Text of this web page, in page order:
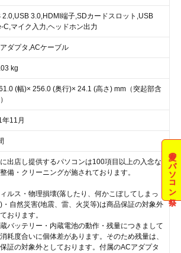
2.0,USB 3.0,HDMI端子,SDカードスロット,USB
C,マイク入力,ヘッドホン出力
ダプタ,ACケーブル
kg
(幅)× 256.0 (奥行)× 24.1 (高さ) mm（突起部含
11月
出店し提供するパソコンは100項目以上の入念な
備・クリーニングが施されております。
ルス・物理損壊(落したり、何かこぼしてしまっ
・自然災害(地震、雷、火災等)は商品保証の対象外
おります。
バッテリー・内蔵電池の動作・残量につきまして
耗度合いに個体差があります。そのため残量は、
証の対象外としております。付属のACアダプタ
夏のパソコン祭